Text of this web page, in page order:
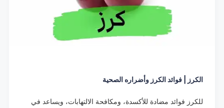
الكرز | فوائد الكرز وأضراره الصحية
للكرز فوائد مضادة للأكسدة، ومكافحة الالتهابات، ويساعد في